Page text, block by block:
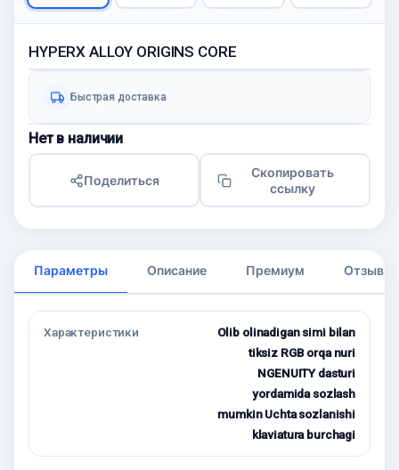
HYPERX ALLOY ORIGINS CORE
Быстрая доставка
Нет в наличии
Поделиться
Скопировать
ссылку
Параметры Описание Премиум Отзывы
Характеристики
Olib olinadigan simi bilan
tiksiz RGB orqa nuri
NGENUITY dasturi
yordamida sozlash
mumkin Uchta sozlanishi
klaviatura burchagi